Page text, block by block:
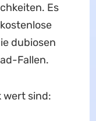
Es
dubiosen
Fallen.
wert sind: